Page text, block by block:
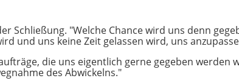
Schließung. "Welche Chance wird uns denn
und uns keine Zeit gelassen wird, uns
die uns eigentlich gerne gegeben werden
des Abwickelns."